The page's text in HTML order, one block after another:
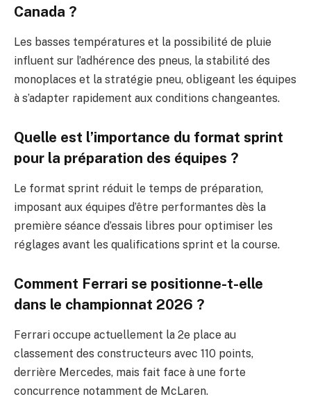
Canada ?
Les basses températures et la possibilité de pluie
influent sur l’adhérence des pneus, la stabilité des
monoplaces et la stratégie pneu, obligeant les équipes
à s’adapter rapidement aux conditions changeantes.
Quelle est l’importance du format sprint
pour la préparation des équipes ?
Le format sprint réduit le temps de préparation,
imposant aux équipes d’être performantes dès la
première séance d’essais libres pour optimiser les
réglages avant les qualifications sprint et la course.
Comment Ferrari se positionne-t-elle
dans le championnat 2026 ?
Ferrari occupe actuellement la 2e place au
classement des constructeurs avec 110 points,
derrière Mercedes, mais fait face à une forte
concurrence notamment de McLaren.